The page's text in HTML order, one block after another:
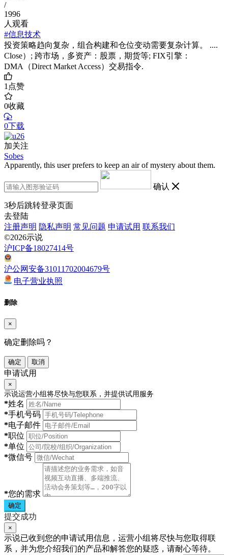
/
1996
人观看
#信息技术
投资策略趋向复杂，组合构建和仓位变动需要复杂计算。 ....
Close）; 跨市场，多资产：股票，期货等; FIX引擎：
DMA（Direct Market Access）交易指令.
1点赞
0收藏
0下载
加关注
Sobes
Apparently, this user prefers to keep an air of mystery about them.
确认
3秒后跳转登录页面
去登陆
注册声明 隐私声明 常见问题 申请试用 联系我们
©2026示说
沪ICP备18027414号
沪公网安备31011702004679号
电子营业执照
删除
×
确定删除吗？
确定 取消
申请试用
×
示说运营小组将尽快与您联系，并提供试用服务
*姓名
*手机号码
*电子邮件
*职位
*单位
*微信号
*您的需求
确定
提交成功
×
示说已收到您的申请试用信息，运营小组将尽快与您取得联
系，并为您介绍我们的产品和解答您的疑惑，请耐心等待。